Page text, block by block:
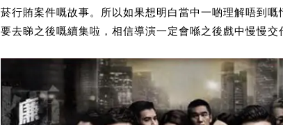
菸行賄案件嘅故事。所以如果想明白當中一啲理解唔到嘅
要去睇之後嘅續集啦，相信導演一定會喺之後戲中慢慢交